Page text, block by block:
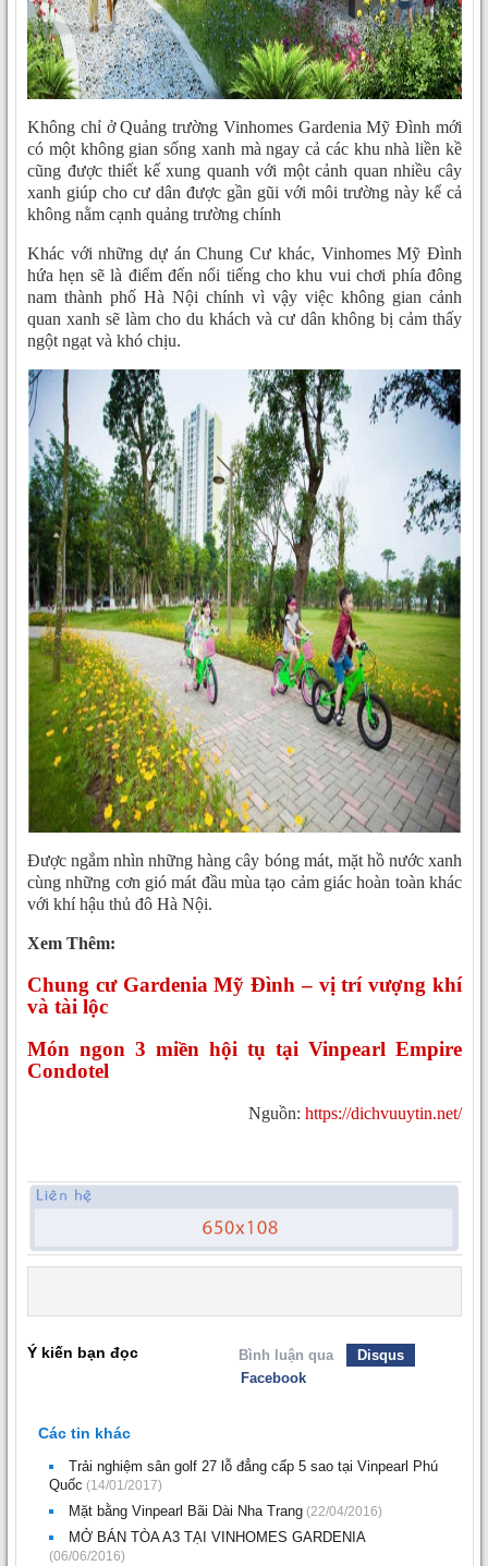
Không chỉ ở Quảng trường Vinhomes Gardenia Mỹ Đình mới
có một không gian sống xanh mà ngay cả các khu nhà liền kề
cũng được thiết kế xung quanh với một cảnh quan nhiều cây
xanh giúp cho cư dân được gần gũi với môi trường này kể cả
không nằm cạnh quảng trường chính
Khác với những dự án Chung Cư khác, Vinhomes Mỹ Đình
hứa hẹn sẽ là điểm đến nổi tiếng cho khu vui chơi phía đông
nam thành phố Hà Nội chính vì vậy việc không gian cảnh
quan xanh sẽ làm cho du khách và cư dân không bị cảm thấy
ngột ngạt và khó chịu.
Được ngắm nhìn những hàng cây bóng mát, mặt hồ nước xanh
cùng những cơn gió mát đầu mùa tạo cảm giác hoàn toàn khác
với khí hậu thủ đô Hà Nội.
Xem Thêm:
Chung cư Gardenia Mỹ Đình – vị trí vượng khí
và tài lộc
Món ngon 3 miền hội tụ tại Vinpearl Empire
Condotel
Nguồn: https://dichvuuytin.net/
Ý kiến bạn đọc Bình luận qua
Disqus
Facebook
Các tin khác
Trải nghiệm sân golf 27 lỗ đẳng cấp 5 sao tại Vinpearl Phú
Quốc (14/01/2017)
Mặt bằng Vinpearl Bãi Dài Nha Trang (22/04/2016)
MỞ BÁN TÒA A3 TẠI VINHOMES GARDENIA
(06/06/2016)